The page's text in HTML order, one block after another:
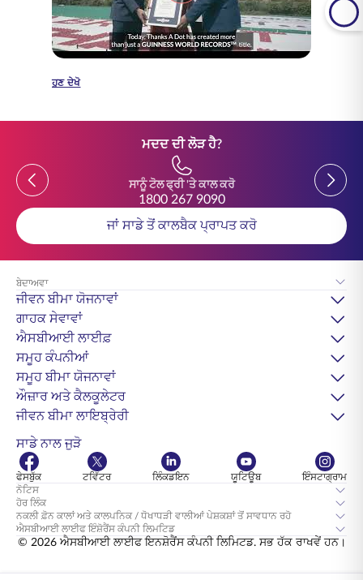
ਹੁਣ ਦੇਖੋ
ਮਦਦ ਦੀ ਲੋੜ ਹੈ?
Previous
ਸਾਨੂੰ ਟੋਲ ਫ੍ਰੀ 'ਤੇ ਕਾਲ ਕਰੋ
1800 267 9090
Previous
ਜਾਂ ਸਾਡੇ ਤੋਂ ਕਾਲਬੈਕ ਪ੍ਰਾਪਤ ਕਰੋ
ਬੇਦਾਅਵਾ
ਜੀਵਨ ਬੀਮਾ ਯੋਜਨਾਵਾਂ
ਗਾਹਕ ਸੇਵਾਵਾਂ
ਐਸਬੀਆਈ ਲਾਈਫ਼
ਸਮੂਹ ਕੰਪਨੀਆਂ
ਸਮੂਹ ਬੀਮਾ ਯੋਜਨਾਵਾਂ
ਔਜ਼ਾਰ ਅਤੇ ਕੈਲਕੂਲੇਟਰ
ਜੀਵਨ ਬੀਮਾ ਲਾਇਬ੍ਰੇਰੀ
ਸਾਡੇ ਨਾਲ ਜੁੜੋ
ਫੇਸਬੁੱਕ ਟਵਿੱਟਰ ਲਿੰਕਡਇਨ ਯੂਟਿਊਬ
ਇੰਸਟਾਗ੍ਰਾਮ
ਨੋਟਿਸ
ਹੋਰ ਲਿੰਕ
ਨਕਲੀ ਫ਼ੋਨ ਕਾਲਾਂ ਅਤੇ ਕਾਲਪਨਿਕ / ਧੋਖਾਧੜੀ ਵਾਲੀਆਂ ਪੇਸ਼ਕਸ਼ਾਂ ਤੋਂ ਸਾਵਧਾਨ ਰਹੋ
ਐਸਬੀਆਈ ਲਾਈਫ ਇੰਸ਼ੋਰੈਂਸ ਕੰਪਨੀ ਲਿਮਟਿਡ
© 2026 ਐਸਬੀਆਈ ਲਾਈਫ ਇਨਸ਼ੋਰੈਂਸ ਕੰਪਨੀ ਲਿਮਿਟਡ. ਸਭ ਹੱਕ ਰਾਖਵੇਂ ਹਨ।